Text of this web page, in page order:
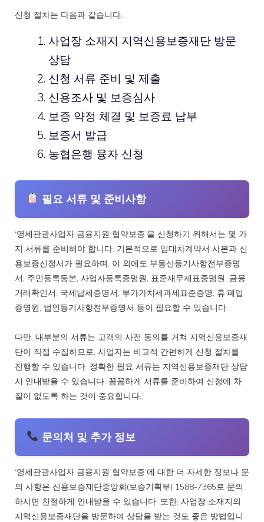
신청 절차는 다음과 같습니다.
사업장 소재지 지역신용보증재단 방문
상담
신청 서류 준비 및 제출
신용조사 및 보증심사
보증 약정 체결 및 보증료 납부
보증서 발급
농협은행 융자 신청
필요 서류 및 준비사항
‘영세관광사업자 금융지원 협약보증’을 신청하기 위해서는 몇 가
지 서류를 준비해야 합니다. 기본적으로 임대차계약서 사본과 신
용보증신청서가 필요하며, 이 외에도 부동산등기사항전부증명
서, 주민등록등본, 사업자등록증명원, 표준재무제표증명원, 금융
거래확인서, 국세납세증명서, 부가가치세과세표준증명, 휴·폐업
증명원, 법인등기사항전부증명서 등이 필요할 수 있습니다.
다만, 대부분의 서류는 고객의 사전 동의를 거쳐 지역신용보증재
단이 직접 수집하므로, 사업자는 비교적 간편하게 신청 절차를
진행할 수 있습니다. 정확한 필요 서류는 지역신용보증재단 상담
시 안내받을 수 있습니다. 꼼꼼하게 서류를 준비하여 신청에 차
질이 없도록 하는 것이 중요합니다.
문의처 및 추가 정보
‘영세관광사업자 금융지원 협약보증’에 대한 더 자세한 정보나 문
의 사항은 신용보증재단중앙회(보증기획부) 1588-7365로 문의
하시면 친절하게 안내받을 수 있습니다. 또한, 사업장 소재지의
지역신용보증재단을 방문하여 상담을 받는 것도 좋은 방법입니